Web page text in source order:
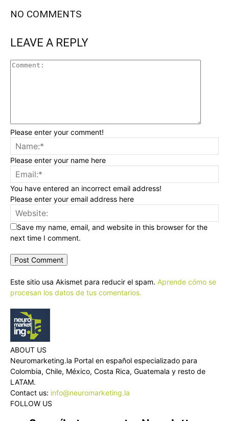
NO COMMENTS
LEAVE A REPLY
Please enter your comment!
Please enter your name here
You have entered an incorrect email address!
Please enter your email address here
Save my name, email, and website in this browser for the
next time I comment.
Este sitio usa Akismet para reducir el spam. Aprende cómo se
procesan los datos de tus comentarios.
ABOUT US
Neuromarketing.la Portal en español especializado para
Colombia, Chile, México, Costa Rica, Guatemala y resto de
LATAM.
Contact us: info@neuromarketing.la
FOLLOW US